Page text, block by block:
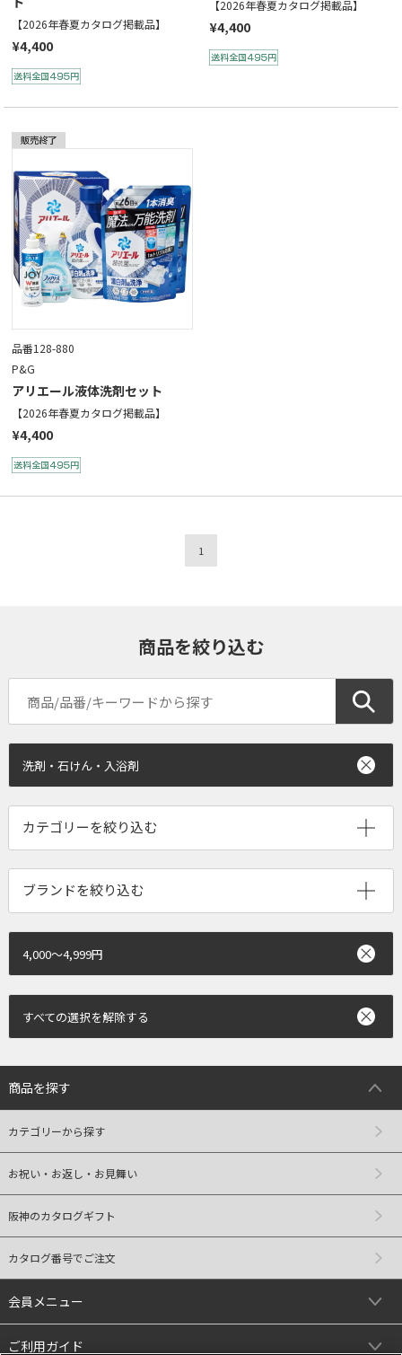
【2026年春夏カタログ掲載品】
¥4,400
【2026年春夏カタログ掲載品】
¥4,400
品番128-880
P&G
アリエール液体洗剤セット
【2026年春夏カタログ掲載品】
¥4,400
1
商品を絞り込む
洗剤・石けん・入浴剤
ブランドを絞り込む
4,000～4,999円
すべての選択を解除する
商品を探す
カテゴリーから探す
お祝い・お返し・お見舞い
阪神のカタログギフト
カタログ番号でご注文
会員メニュー
ご利用ガイド